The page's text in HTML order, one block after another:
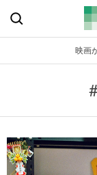
映画